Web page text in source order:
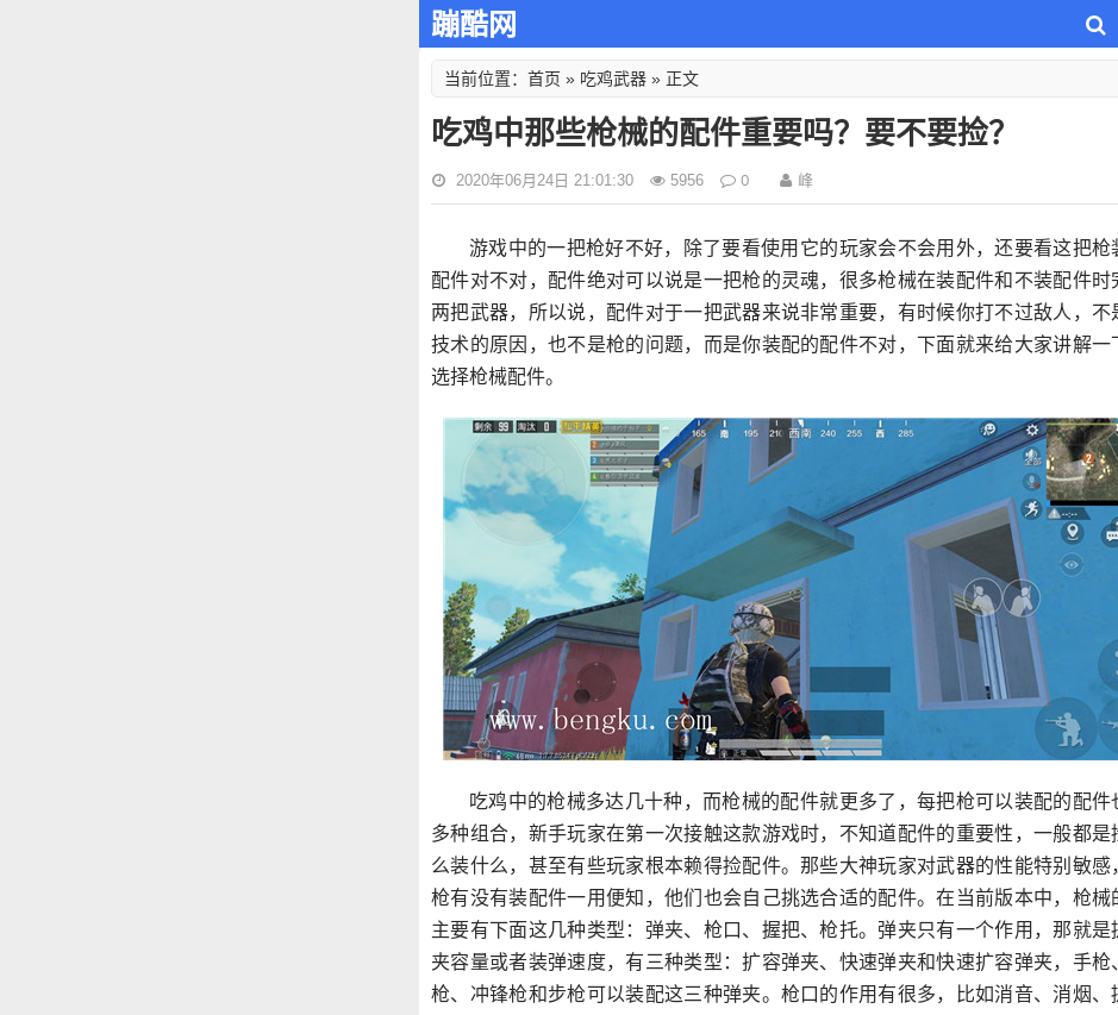
蹦酷网
当前位置： 首页 » 吃鸡武器 » 正文
吃鸡中那些枪械的配件重要吗？要不要捡？
2020年06月24日 21:01:30 5956 0 峰
游戏中的一把枪好不好，除了要看使用它的玩家会不会用外，还要看这把枪
配件对不对，配件绝对可以说是一把枪的灵魂，很多枪械在装配件和不装配件时
两把武器，所以说，配件对于一把武器来说非常重要，有时候你打不过敌人，不
技术的原因，也不是枪的问题，而是你装配的配件不对，下面就来给大家讲解一
选择枪械配件。
吃鸡中的枪械多达几十种，而枪械的配件就更多了，每把枪可以装配的配件
多种组合，新手玩家在第一次接触这款游戏时，不知道配件的重要性，一般都是
么装什么，甚至有些玩家根本赖得捡配件。那些大神玩家对武器的性能特别敏感
枪有没有装配件一用便知，他们也会自己挑选合适的配件。在当前版本中，枪械
主要有下面这几种类型：弹夹、枪口、握把、枪托。弹夹只有一个作用，那就是
夹容量或者装弹速度，有三种类型：扩容弹夹、快速弹夹和快速扩容弹夹，手枪
枪、冲锋枪和步枪可以装配这三种弹夹。枪口的作用有很多，比如消音、消烟、